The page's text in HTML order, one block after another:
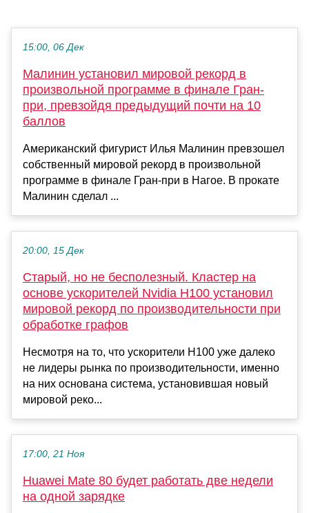
15:00, 06 Дек
Малинин установил мировой рекорд в
произвольной программе в финале Гран-
при, превзойдя предыдущий почти на 10
баллов
Американский фигурист Илья Малинин превзошел
собственный мировой рекорд в произвольной
программе в финале Гран-при в Нагое. В прокате
Малинин сделал ...
20:00, 15 Дек
Старый, но не бесполезный. Кластер на
основе ускорителей Nvidia H100 установил
мировой рекорд по производительности при
обработке графов
Несмотря на то, что ускорители H100 уже далеко
не лидеры рынка по производительности, именно
на них основана система, установившая новый
мировой реко...
17:00, 21 Ноя
Huawei Mate 80 будет работать две недели
на одной зарядке